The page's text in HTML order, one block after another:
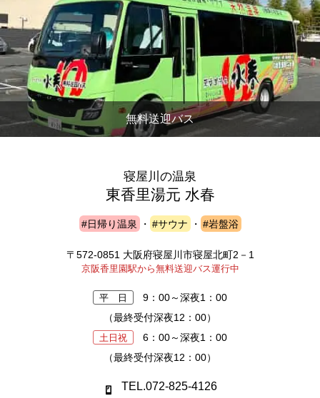
無料送迎バス
寝屋川の温泉
東香里湯元 水春
#日帰り温泉 ・ #サウナ ・ #岩盤浴
〒572-0851 大阪府寝屋川市寝屋北町2－1
京阪香里園駅から無料送迎バス運行中
平 日
9：00～深夜1：00
（最終受付深夜12：00）
土日祝
6：00～深夜1：00
（最終受付深夜12：00）
TEL.072-825-4126